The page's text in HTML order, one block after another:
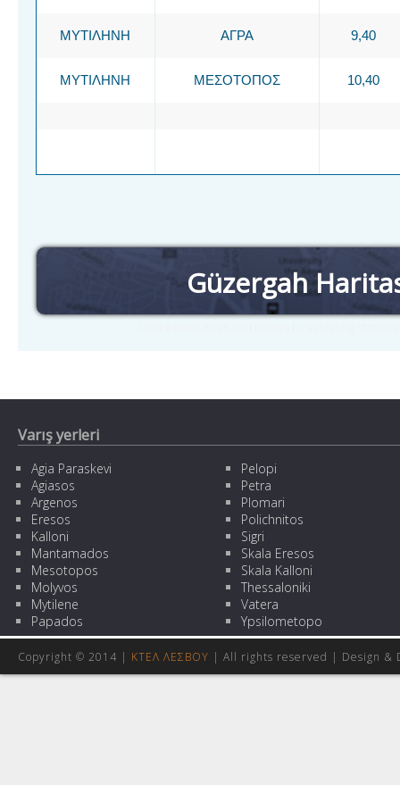
ΜΥΤΙΛΗΝΗ ΑΓΡΑ 9,40
ΜΥΤΙΛΗΝΗ ΜΕΣΟΤΟΠΟΣ 10,40
Güzergah
Varış yerleri
Agia Paraskevi
Agiasos
Argenos
Eresos
Kalloni
Mantamados
Mesotopos
Molyvos
Mytilene
Papados
Pelopi
Petra
Plomari
Polichnitos
Sigri
Skala Eresos
Skala Kalloni
Thessaloniki
Vatera
Ypsilometopo
Copyright © 2014 | ΚΤΕΛ ΛΕΣΒΟΥ | All rights reserved | Design &